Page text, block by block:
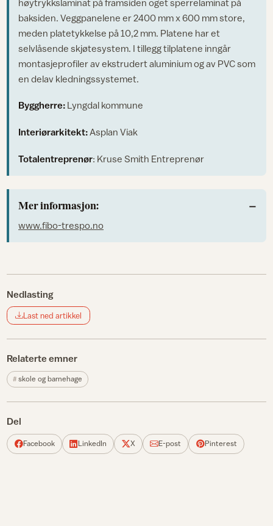
baksiden. Veggpanelene er 2400 mm x 600 mm store,
meden platetykkelse på 10,2 mm. Platene har et
selvlåsende skjøtesystem. I tillegg tilplatene inngår
montasjeprofiler av ekstrudert aluminium og av PVC som
en delav kledningssystemet.
Byggherre: Lyngdal kommune
Interiørarkitekt:Asplan Viak
Totalentreprenør: Kruse Smith Entreprenør
Mer informasjon:
www.fibo-trespo.no
Nedlasting
Last ned artikkel
Relaterte emner
skole og barnehage
Del
Facebook LinkedIn X E-post Pinterest